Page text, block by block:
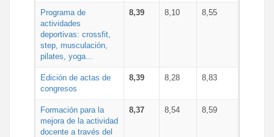
Programa de
actividades
deportivas: crossfit,
step, musculación,
pilates, yoga...
8,39 8,10 8,55
Edición de actas de
congresos
8,39 8,28 8,83
Formación para la
mejora de la actividad
docente a través del
8,37 8,54 8,59